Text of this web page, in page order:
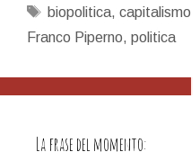
Tag
biopolitica, capitalismo
Franco Piperno, politica
La frase del momento: